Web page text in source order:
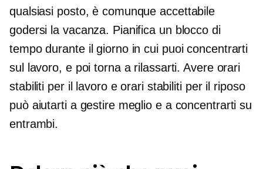
qualsiasi posto, è comunque accettabile
godersi la vacanza. Pianifica un blocco di
tempo durante il giorno in cui puoi concentrarti
sul lavoro, e poi torna a rilassarti. Avere orari
stabiliti per il lavoro e orari stabiliti per il riposo
può aiutarti a gestire meglio e a concentrarti su
entrambi.